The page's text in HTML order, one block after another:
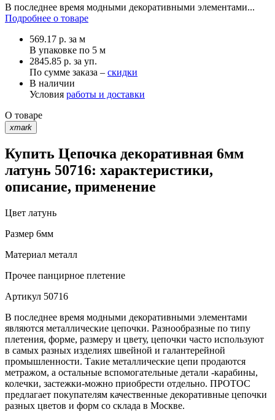
В последнее время модными декоративными элементами...
Подробнее о товаре
569.17 р. за м
В упаковке по 5 м
2845.85 р. за уп.
По сумме заказа – скидки
В наличии
Условия работы и доставки
О товаре
xmark
Купить Цепочка декоративная 6мм
латунь 50716: характеристики,
описание, применение
Цвет латунь
Размер 6мм
Материал металл
Прочее панцирное плетение
Артикул 50716
В последнее время модными декоративными элементами
являются металлические цепочки. Разнообразные по типу
плетения, форме, размеру и цвету, цепочки часто используют
в самых разных изделиях швейной и галантерейной
промышленности. Такие металлические цепи продаются
метражом, а остальные вспомогательные детали -карабины,
колечки, застежки-можно приобрести отдельно. ПРОТОС
предлагает покупателям качественные декоративные цепочки
разных цветов и форм со склада в Москве.